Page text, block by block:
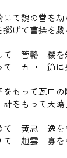
て魏の営を劫
曹操を戯
て 管輅 機を
臣 節に
もって瓦口の
って天蕩山
て 黄忠 逸を
寡をも